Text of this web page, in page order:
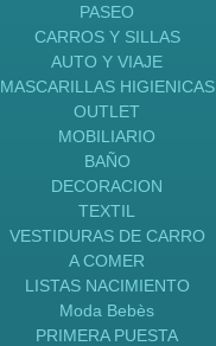
PASEO
CARROS Y SILLAS
AUTO Y VIAJE
MASCARILLAS HIGIENICAS
OUTLET
MOBILIARIO
BAÑO
DECORACION
TEXTIL
VESTIDURAS DE CARRO
A COMER
LISTAS NACIMIENTO
Moda Bebès
PRIMERA PUESTA